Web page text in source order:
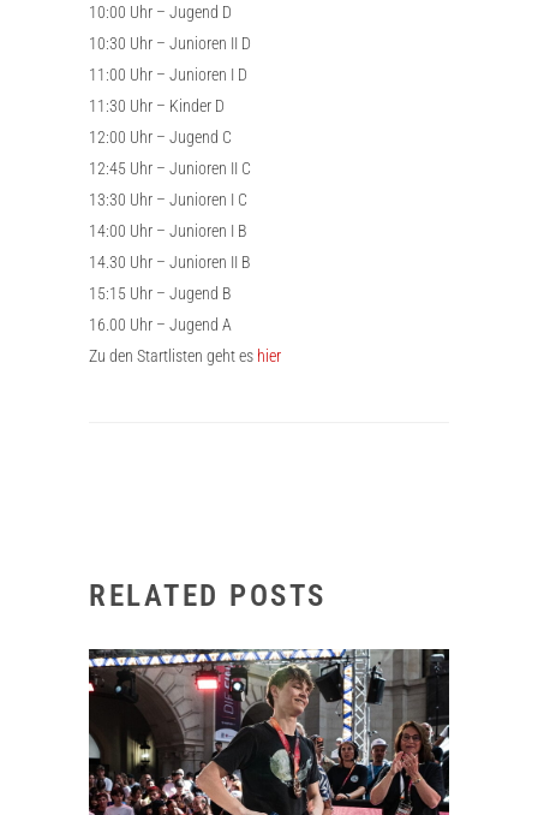
10:00 Uhr – Jugend D
10:30 Uhr – Junioren II D
11:00 Uhr – Junioren I D
11:30 Uhr – Kinder D
12:00 Uhr – Jugend C
12:45 Uhr – Junioren II C
13:30 Uhr – Junioren I C
14:00 Uhr – Junioren I B
14.30 Uhr – Junioren II B
15:15 Uhr – Jugend B
16.00 Uhr – Jugend A
Zu den Startlisten geht es hier
RELATED POSTS